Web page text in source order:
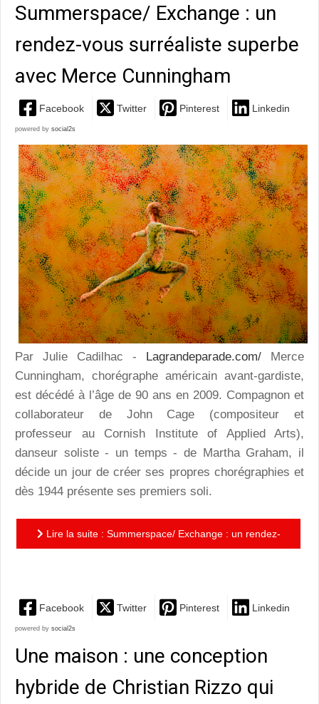
Summerspace/ Exchange : un
rendez-vous surréaliste superbe
avec Merce Cunningham
Facebook Twitter Pinterest Linkedin
powered by social2s
Par Julie Cadilhac - Lagrandeparade.com/ Merce
Cunningham, chorégraphe américain avant-gardiste,
est décédé à l’âge de 90 ans en 2009. Compagnon et
collaborateur de John Cage (compositeur et
professeur au Cornish Institute of Applied Arts),
danseur soliste - un temps - de Martha Graham, il
décide un jour de créer ses propres chorégraphies et
dès 1944 présente ses premiers soli.
Lire la suite : Summerspace/ Exchange : un rendez-
Facebook Twitter Pinterest Linkedin
powered by social2s
Une maison : une conception
hybride de Christian Rizzo qui